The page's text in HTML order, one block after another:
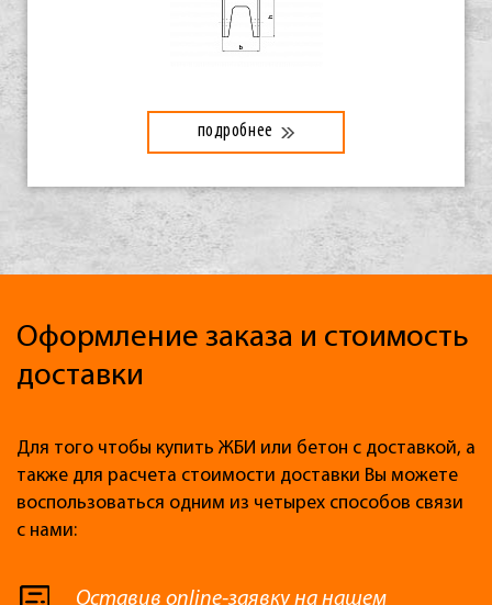
подробнее
Оформление заказа и стоимость
доставки
Для того чтобы купить ЖБИ или бетон с доставкой, а
также для расчета стоимости доставки Вы можете
воспользоваться одним из четырех способов связи
с нами:
Оставив online-заявкуна нашем